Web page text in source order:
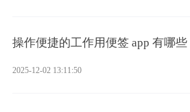
操作便捷的工作用便签 app 有哪些
2025-12-02 13:11:50